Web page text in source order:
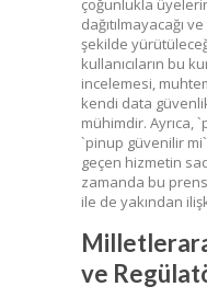
çoğunlukla
dağıtılmayacağı
şekilde
kullanıcıların bu
incelemesi,
kendi data
mühimdir. Ayrıca,
`pinup güvenilir
geçen hizmetin
zamanda bu
ile de yakından
ve